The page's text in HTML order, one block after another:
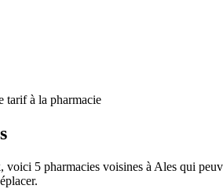
tarif à la pharmacie
voici 5 pharmacies voisines à Ales qui